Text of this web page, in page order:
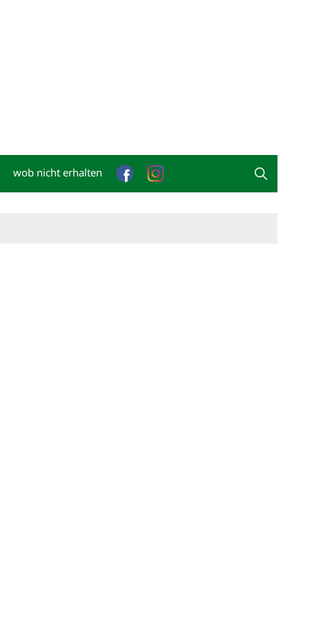
wob nicht erhalten